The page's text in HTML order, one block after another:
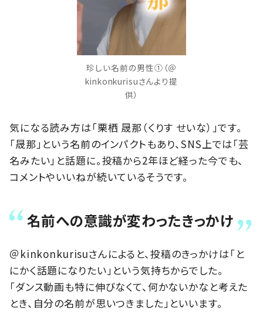
珍しい名前の男性①（＠
kinkonkurisuさんより提
供）
気になる読み方は「栗栖 晟那（くりす せいな）」です。
「晟那」という名前のインパクトもあり、SNS上では「芸
名みたい」と話題に。投稿から2年ほど経った今でも、
コメントやいいねが続いているそうです。
名前への意識が変わったきっかけ
＠kinkonkurisuさんによると、投稿のきっかけは「と
にかく話題になりたい」という気持ちからでした。
「ダンス動画も特に伸びなくて、何かないかなと考えた
とき、自分の名前が思いつきました」といいます。